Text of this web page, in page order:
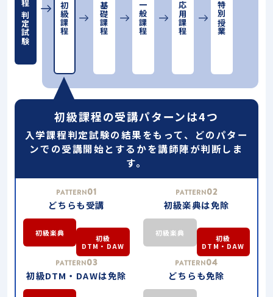
判定試験 初級課程 基礎課程 一般課程 応用課程 特別授業
初級課程の受講パターンは4つ
入学課程判定試験の結果をもって、どのパター
ンでの受講開始とするかを講師陣が判断しま
す。
PATTERN01
どちらも受講
初級楽典
初級
DTM・DAW
PATTERN02
初級楽典は免除
初級楽典
初級
DTM・DAW
PATTERN03
初級DTM・DAWは免除
PATTERN04
どちらも免除